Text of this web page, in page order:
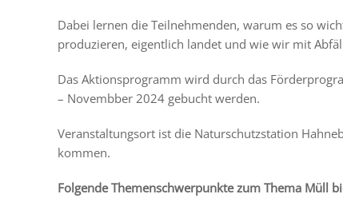
Dabei lernen die Teilnehmenden, warum es so
produzieren, eigentlich landet und wie wir mit
Das Aktionsprogramm wird durch das
– Novembber 2024 gebucht werden.
Veranstaltungsort ist die Naturschutzstation
kommen.
Folgende Themenschwerpunkte zum Thema Müll